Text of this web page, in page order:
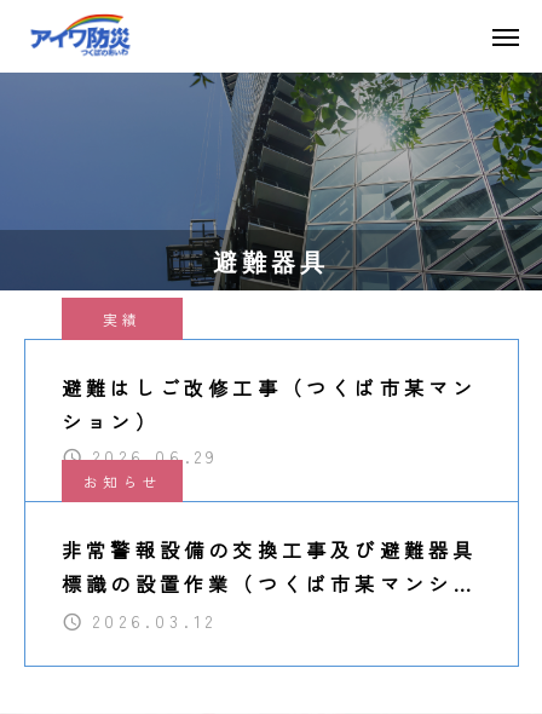
避難器具
実績
避難はしご改修工事（つくば市某マン
ション）
2026.06.29
お知らせ
非常警報設備の交換工事及び避難器具
標識の設置作業（つくば市某マンショ
ン）2026.03.12